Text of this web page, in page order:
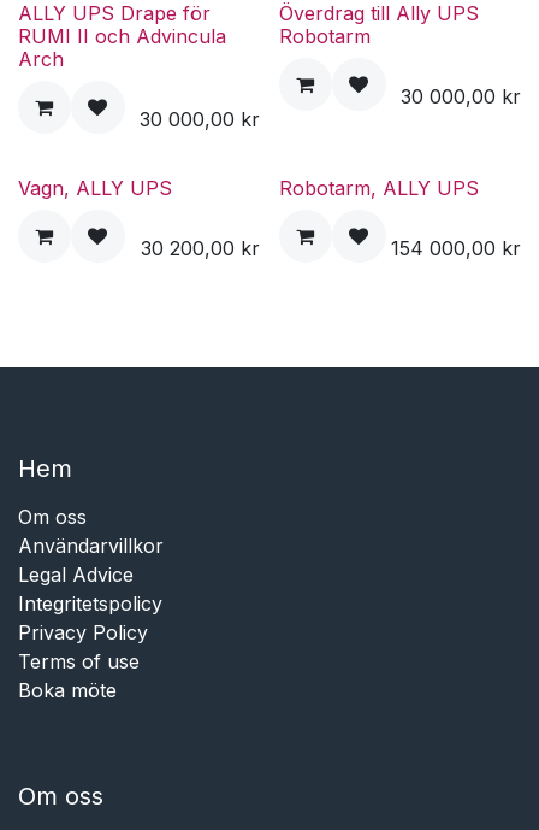
ALLY UPS Drape för
RUMI II och Advincula
Arch
30 000,00 kr
Överdrag till Ally UPS
Robotarm
30 000,00 kr
Vagn, ALLY UPS
30 200,00 kr
Robotarm, ALLY UPS
154 000,00 kr
Hem​​
Om oss
Användarvillkor
Legal Advice
Integritetspolicy
Privacy Policy
Terms of use
Boka möte
Om oss